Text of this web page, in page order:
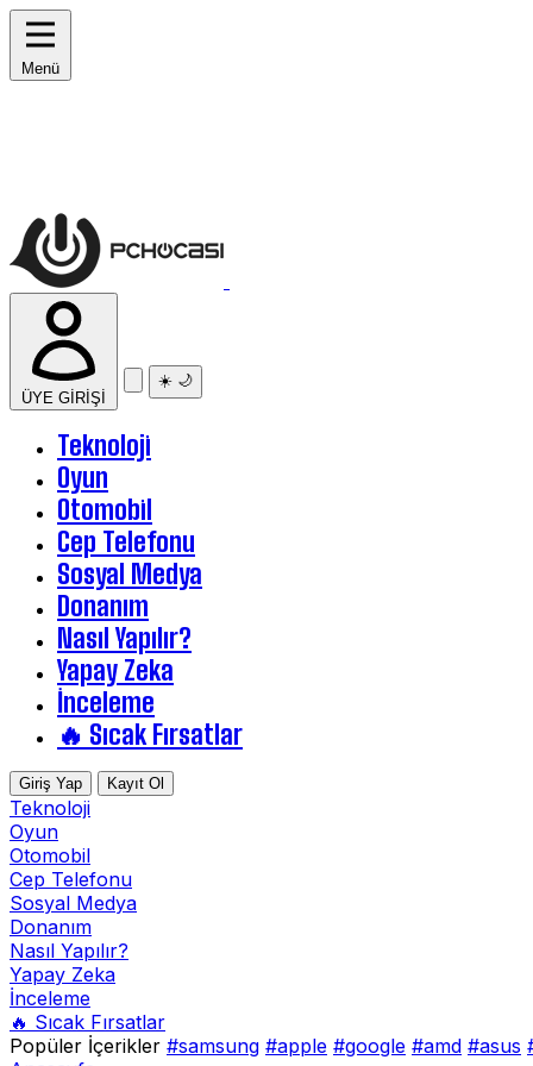
Menü
ÜYE GİRİŞİ
☀️ 🌙
Teknoloji
Oyun
Otomobil
Cep Telefonu
Sosyal Medya
Donanım
Nasıl Yapılır?
Yapay Zeka
İnceleme
🔥 Sıcak Fırsatlar
Giriş Yap Kayıt Ol
Teknoloji
Oyun
Otomobil
Cep Telefonu
Sosyal Medya
Donanım
Nasıl Yapılır?
Yapay Zeka
İnceleme
🔥 Sıcak Fırsatlar
Popüler İçerikler #samsung #apple #google #amd #asus